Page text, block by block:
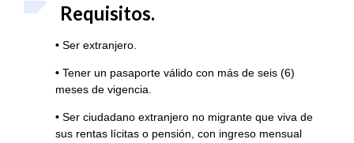
Requisitos.
• Ser extranjero.
• Tener un pasaporte válido con más de seis (6)
meses de vigencia.
• Ser ciudadano extranjero no migrante que viva de
sus rentas lícitas o pensión, con ingreso mensual